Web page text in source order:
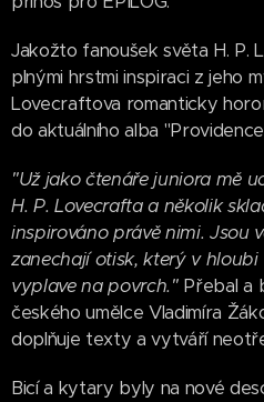
Jakožto fanoušek světa H. P.
plnými hrstmi inspiraci z jeho
Lovecraftova romanticky
do aktuálního alba
"Už jako čtenáře juniora mě
H. P. Lovecrafta a několik
inspirováno právě nimi. Jsou
zanechají otisk, který v
vyplave na povrch." Přebal a
českého umělce Vladimíra
doplňuje texty a vytváří
Bicí a kytary byly na nové